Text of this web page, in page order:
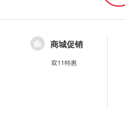
商城促销
双11特惠